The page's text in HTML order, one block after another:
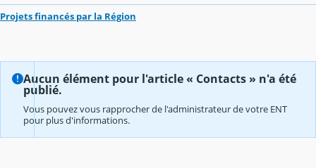
Projets financés par la Région
Aucun élément pour l'article « Contacts » n'a été
publié.
Vous pouvez vous rapprocher de l'administrateur de votre ENT
pour plus d'informations.